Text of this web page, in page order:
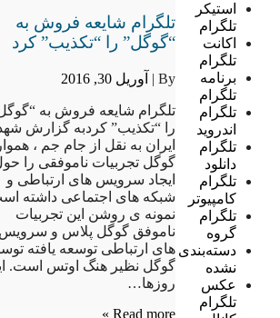
استیکر
تلگرام
اکانت
تلگرام
برنامه
تلگرام
تلگرام
اندروید
تلگرام
دانلود
تلگرام
کامپیوتر
تلگرام
گروه
دسته‌بندی
نشده
عکس
تلگرام
تلگرام شایعه فروش به
“گوگل” را “تکذیب” کرد
By | آوریل 30, 2016
تلگرام شایعه فروش به
را “تکذیب” کردبه گزارش
ایران به نقل از جام جم ،
گوگل تجربیات ناموفقی را
ایجاد سرویس های ارتباطی و
شبکه های اجتماعی داشته
نمونه ی روشن این تجربیات
ناموفق گوگل پلاس و سرویس
های ارتباطی توسعه یافته
گوگل نظیر هنگ اوتس است.
روزها…
Read more »